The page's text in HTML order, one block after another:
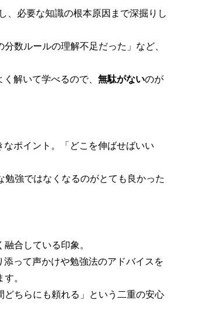
、必要な知識の根本原因まで深掘りし
数ルールの理解不足だった」など、
解いて学べるので、 無駄がないのが
ポイント。「どこを伸ばせばいい
強ではなくなるのがとても良かった
合している印象。
って声かけや勉強法のアドバイスを
。
ちらにも頼れる」という二重の安心